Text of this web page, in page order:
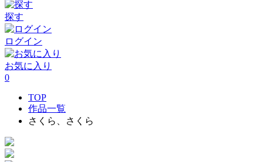
探す
ログイン
お気に入り
0
TOP
作品一覧
さくら、さくら